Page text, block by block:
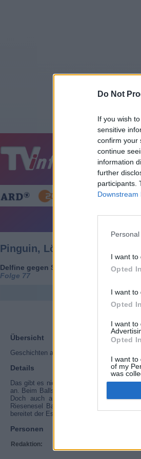
Do Not
If you wish
sensitive
confirm your
continue
information
further
participants.
Downstream
I want to
Opted In
I want to
Opted In
I want to
Opted In
I want to
of my
was
Opted
Jetzt 20:15
Gestern Heute
Pinguin, Löwe & Co.
Delfine gegen Seelöwen - 2:1
Folge 77
Übersicht
Geschichten aus dem Zoo Münster
Details
Das gibt es nicht noch einmal in deutschen
an. Beim Ballspiel und anderen
Doch auch außerhalb der Vorstellungen
Riesenesel Babette steht nicht auf
bereitet der Eselin Pein. Nur gut, dass
Personen
Redaktion: